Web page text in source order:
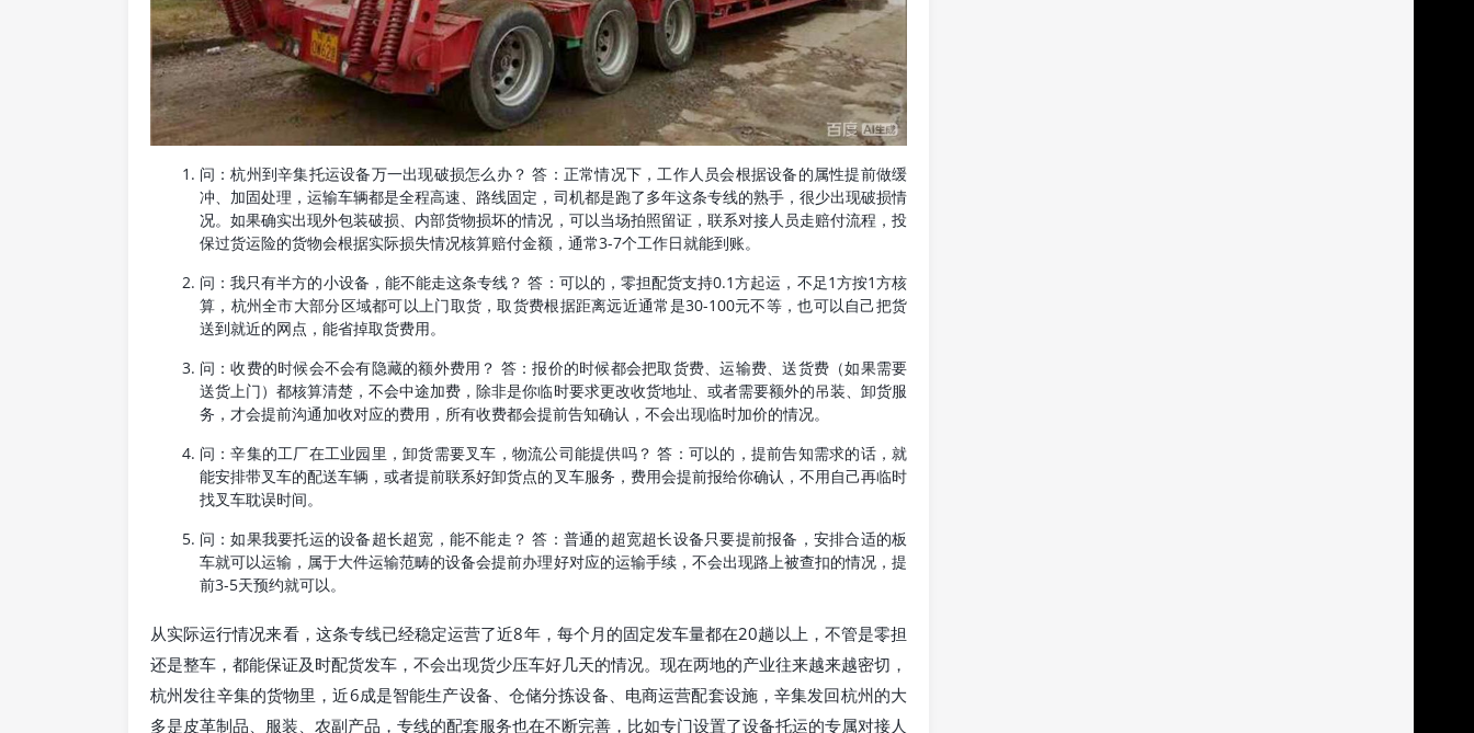
问：杭州到辛集托运设备万一出现破损怎么办？ 答：正常情况下，工作人员会根据设备的属性提前做缓
冲、加固处理，运输车辆都是全程高速、路线固定，司机都是跑了多年这条专线的熟手，很少出现破损情
况。如果确实出现外包装破损、内部货物损坏的情况，可以当场拍照留证，联系对接人员走赔付流程，投
保过货运险的货物会根据实际损失情况核算赔付金额，通常3-7个工作日就能到账。
问：我只有半方的小设备，能不能走这条专线？ 答：可以的，零担配货支持0.1方起运，不足1方按1方核
算，杭州全市大部分区域都可以上门取货，取货费根据距离远近通常是30-100元不等，也可以自己把货
送到就近的网点，能省掉取货费用。
问：收费的时候会不会有隐藏的额外费用？ 答：报价的时候都会把取货费、运输费、送货费（如果需要
送货上门）都核算清楚，不会中途加费，除非是你临时要求更改收货地址、或者需要额外的吊装、卸货服
务，才会提前沟通加收对应的费用，所有收费都会提前告知确认，不会出现临时加价的情况。
问：辛集的工厂在工业园里，卸货需要叉车，物流公司能提供吗？ 答：可以的，提前告知需求的话，就
能安排带叉车的配送车辆，或者提前联系好卸货点的叉车服务，费用会提前报给你确认，不用自己再临时
找叉车耽误时间。
问：如果我要托运的设备超长超宽，能不能走？ 答：普通的超宽超长设备只要提前报备，安排合适的板
车就可以运输，属于大件运输范畴的设备会提前办理好对应的运输手续，不会出现路上被查扣的情况，提
前3-5天预约就可以。
从实际运行情况来看，这条专线已经稳定运营了近8年，每个月的固定发车量都在20趟以上，不管是零担
还是整车，都能保证及时配货发车，不会出现货少压车好几天的情况。现在两地的产业往来越来越密切，
杭州发往辛集的货物里，近6成是智能生产设备、仓储分拣设备、电商运营配套设施，辛集发回杭州的大
多是皮革制品、服装、农副产品，专线的配套服务也在不断完善，比如专门设置了设备托运的专属对接人